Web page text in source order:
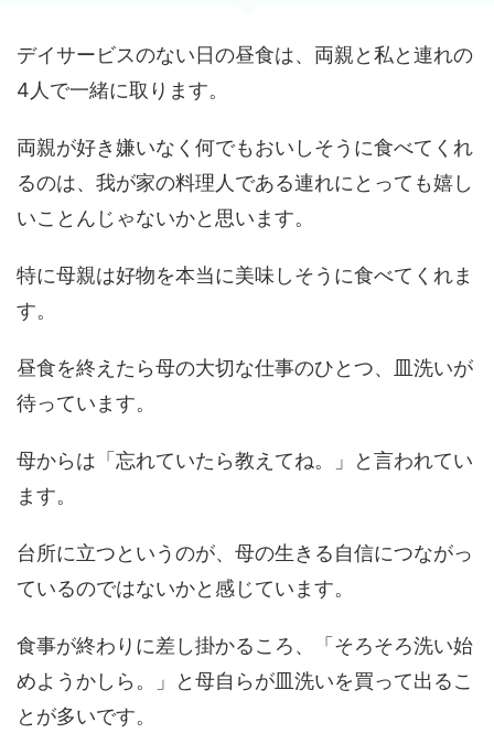
デイサービスのない日の昼食は、両親と私と連れの
4人で一緒に取ります。
両親が好き嫌いなく何でもおいしそうに食べてくれ
るのは、我が家の料理人である連れにとっても嬉し
いことんじゃないかと思います。
特に母親は好物を本当に美味しそうに食べてくれま
す。
昼食を終えたら母の大切な仕事のひとつ、皿洗いが
待っています。
母からは「忘れていたら教えてね。」と言われてい
ます。
台所に立つというのが、母の生きる自信につながっ
ているのではないかと感じています。
食事が終わりに差し掛かるころ、「そろそろ洗い始
めようかしら。」と母自らが皿洗いを買って出るこ
とが多いです。